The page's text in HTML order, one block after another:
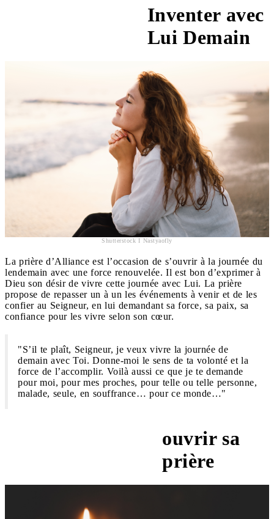
Inventer avec
Lui Demain
Shutterstock I Nastyaofly
La prière d’Alliance est l’occasion de s’ouvrir à la journée du
lendemain avec une force renouvelée. Il est bon d’exprimer à
Dieu son désir de vivre cette journée avec Lui. La prière
propose de repasser un à un les événements à venir et de les
confier au Seigneur, en lui demandant sa force, sa paix, sa
confiance pour les vivre selon son cœur.
"S’il te plaît, Seigneur, je veux vivre la journée de
demain avec Toi. Donne-moi le sens de ta volonté et la
force de l’accomplir. Voilà aussi ce que je te demande
pour moi, pour mes proches, pour telle ou telle personne,
malade, seule, en souffrance… pour ce monde…"
ouvrir sa
prière